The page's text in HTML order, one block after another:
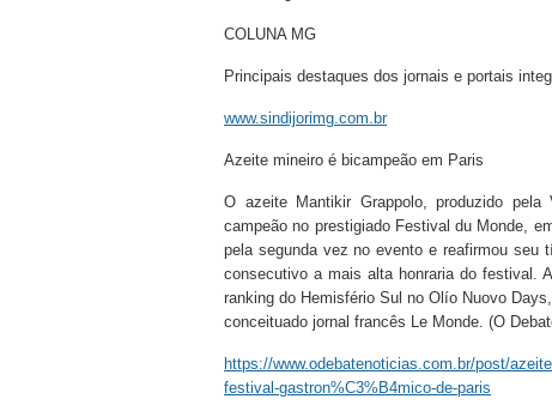
COLUNA MG
Principais destaques dos jornais e portais
www.sindijorimg.com.br
Azeite mineiro é bicampeão em Paris
O azeite Mantikir Grappolo, produzido
campeão no prestigiado Festival du Monde,
pela segunda vez no evento e reafirmou seu
consecutivo a mais alta honraria do festival.
ranking do Hemisfério Sul no Olío Nuovo
conceituado jornal francês Le Monde. (O
https://www.odebatenoticias.com.br/post/
festival-gastron%C3%B4mico-de-paris